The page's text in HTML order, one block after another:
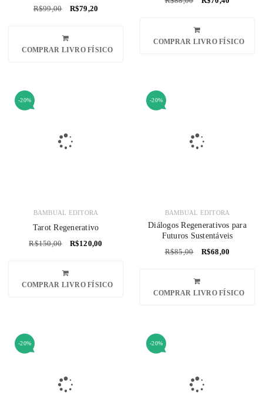
R$99,00 R$79,20
COMPRAR LIVRO FÍSICO
COMPRAR LIVRO FÍSICO
-20%
BAMBUAL EDITORA
Tarot Regenerativo
R$150,00 R$120,00
COMPRAR LIVRO FÍSICO
-20%
BAMBUAL EDITORA
Diálogos Regenerativos para
Futuros Sustentáveis
R$85,00 R$68,00
COMPRAR LIVRO FÍSICO
-20% -20%